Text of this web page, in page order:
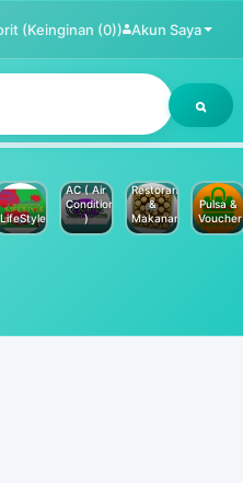
(Keinginan (0)) Akun Saya
LifeStyle
AC ( Air
Conditioner
)
Restoran
&
Makanan
Pulsa &
Voucher